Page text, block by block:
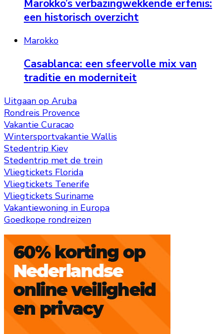
Marokko’s verbazingwekkende erfenis:
een historisch overzicht
Marokko
Casablanca: een sfeervolle mix van
traditie en moderniteit
Uitgaan op Aruba
Rondreis Provence
Vakantie Curacao
Wintersportvakantie Wallis
Stedentrip Kiev
Stedentrip met de trein
Vliegtickets Florida
Vliegtickets Tenerife
Vliegtickets Suriname
Vakantiewoning in Europa
Goedkope rondreizen